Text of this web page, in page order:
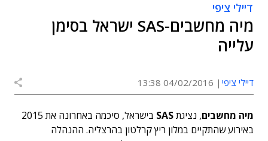
דיילי ציפי
מיה מחשבים-SAS ישראל בסימן
עלייה
דיילי ציפי 04/02/2016 13:38
מיה מחשבים, נציגתSAS
בישראל, סיכמה באחרונה את 2015
באירוע שהתקיים במלון ריץ קרלטון בהרצליה. ההנהלה